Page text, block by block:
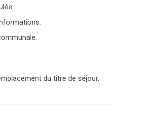
du titre de séjour.